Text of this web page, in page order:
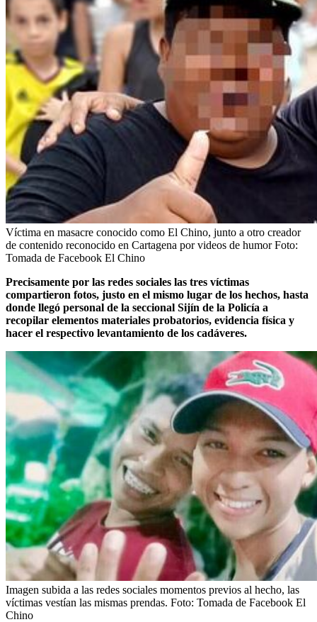
Víctima en masacre conocido como El Chino, junto a otro creador
de contenido reconocido en Cartagena por videos de humorFoto:
Tomada de Facebook El Chino
Precisamente por las redes sociales las tres víctimas
compartieron fotos, justo en el mismo lugar de los hechos, hasta
donde llegó personal de la seccional Sijín de la Policía a
recopilar elementos materiales probatorios, evidencia física y
hacer el respectivo levantamiento de los cadáveres.
Imagen subida a las redes sociales momentos previos al hecho, las
víctimas vestían las mismas prendas. Foto: Tomada de Facebook El
Chino